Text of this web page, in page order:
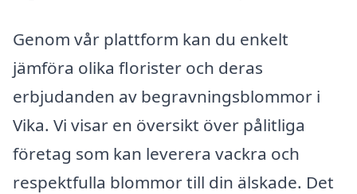
Genom vår plattform kan du enkelt
jämföra olika florister och deras
erbjudanden av begravningsblommor i
Vika. Vi visar en översikt över pålitliga
företag som kan leverera vackra och
respektfulla blommor till din älskade. Det